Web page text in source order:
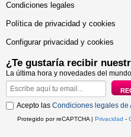
Condiciones legales
Política de privacidad y cookies
Configurar privacidad y cookies
¿Te gustaría recibir
La última hora y novedades del
Acepto las Condiciones legales de
Protegido por reCAPTCHA | Privacidad -